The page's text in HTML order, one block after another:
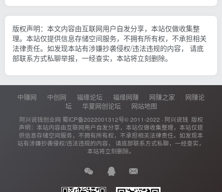
版权声明：本文内容由互联网用户自发分享，本站仅做收集整
理。本站仅提供信息存储空间服务，不拥有所有权，不承担相关
法律责任。如发现本站有涉嫌抄袭侵权/违法违规的内容， 请底
部联系方式私聊举报，一经查实，本站将立刻删除。
中赚网 中创网 福缘论坛 福缘网赚 网赚之家
网赚论
坛
华夏网创论坛 网站地图
阿兴说钱创业网 蜀ICP备2022001312号© 2011-2022 · 阿兴说钱 版权
声明：本站内容由互联网用户自发分享，本站仅做收集整理，本站仅提
供信息存储空间服务，不拥有所有权，不承担相关法律责任。如发现本
站有涉嫌抄袭侵权/违法违规的内容， 请底部联系方式私聊，一经查实，
本站将立刻删除。